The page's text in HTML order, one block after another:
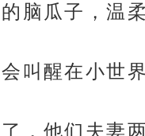
脑瓜子，温
叫醒在小世
，他们夫妻